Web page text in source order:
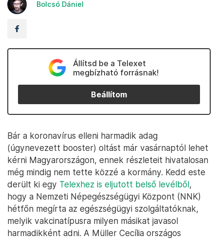
Bolcsó Dániel
Állítsd be a Telexet
megbízható forrásnak!
Beállítom
Bár a koronavírus elleni harmadik adag
(úgynevezett booster) oltást már vasárnaptól lehet
kérni Magyarországon, ennek részleteit hivatalosan
még mindig nem tette közzé a kormány. Kedd este
derült ki egy Telexhez is eljutott belső levélből,
hogy a Nemzeti Népegészségügyi Központ (NNK)
hétfőn megírta az egészségügyi szolgáltatóknak,
melyik vakcinatípusra milyen másikat javasol
harmadikként adni. A Müller Cecília országos